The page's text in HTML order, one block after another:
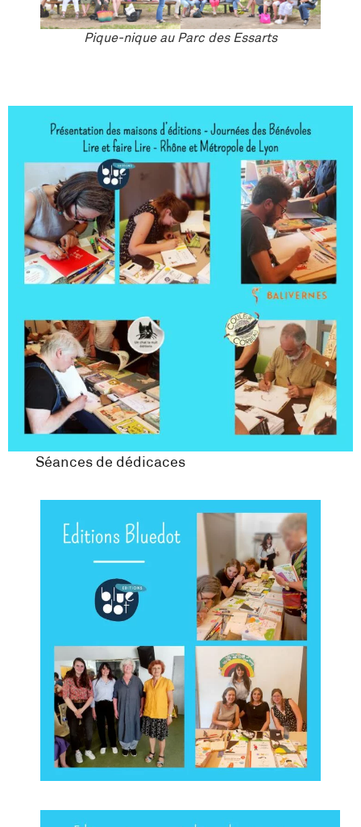
Pique-nique au Parc des Essarts
Séances de dédicaces